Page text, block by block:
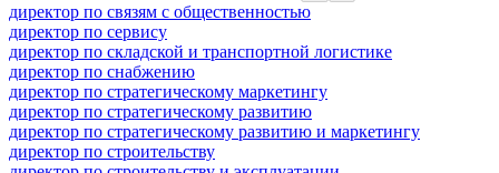
директор по связям с общественностью
директор по сервису
директор по складской и транспортной логистике
директор по снабжению
директор по стратегическому маркетингу
директор по стратегическому развитию
директор по стратегическому развитию и маркетингу
директор по строительству